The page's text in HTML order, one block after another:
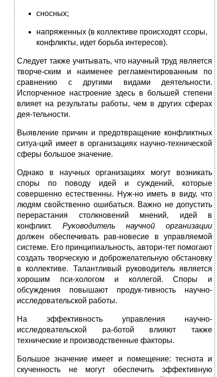
сносных;
напряженных (в коллективе происходят ссоры,
конфликты, идет борьба интересов).
Следует также учитывать, что научный труд является
творче-ским и наименее регламентированным по
сравнению с другими видами деятельности.
Испорченное настроение здесь в большей степени
влияет на результаты работы, чем в других сферах
дея-тельности.
Выявление причин и предотвращение конфликтных
ситуа-ций имеет в организациях научно-технической
сферы большое значение.
Однако в научных организациях могут возникать
споры по поводу идей и суждений, которые
совершенно естественны. Нуж-но иметь в виду, что
людям свойственно ошибаться. Важно не допустить
перерастания столкновений мнений, идей в
конфликт. Руководитель научной организации
должен обеспечивать рав-новесие в управляемой
системе. Его принципиальность, автори-тет помогают
создать творческую и доброжелательную обстановку
в коллективе. Талантливый руководитель является
хорошим пси-хологом и коллегой. Споры и
обсуждения повышают продук-тивность научно-
исследовательской работы.
На эффективность управления научно-
исследовательской ра-ботой влияют также
технические и производственные факторы.
Большое значение имеет и помещение: теснота и
скученность не могут обеспечить эффективную